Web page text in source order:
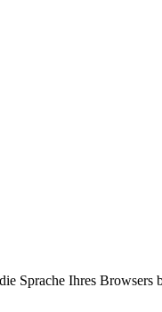
Sprache Ihres Browsers